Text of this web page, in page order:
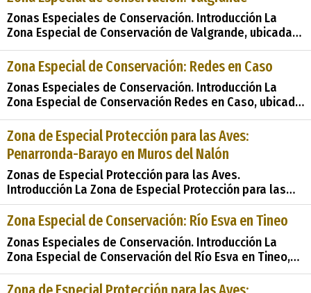
2004, es un área de extraordinaria riqueza natural
ubicada en los municipios de Belmonte y Tineo, en
Asturias, Espa&#
Zonas Especiales de Conservación. Introducción La
Zona Especial de Conservación de Valgrande, ubicada
en el municipio de Lena, Asturias, es un área de gran
importancia ecológica y cultural. Propuesta como
&#38;&#38;#35;34;Lugares de Importancia
Comunitaria&#38;&#38;#35;34; en 2004
Zona Especial de Conservación: Redes en Caso
Zonas Especiales de Conservación. Introducción La
Zona Especial de Conservación Redes en Caso, ubicada
en los municipios de Caso y Sobrescobio en el
Principado de Asturias, es un enclave natural de
extraordinaria importancia. Desde su propuesta como
&#38;&#38;#35;34;Lugar de Importancia
Comunitaria&#38;
Zona de Especial Protección para las Aves:
Penarronda-Barayo en Muros del Nalón
Zonas de Especial Protección para las Aves.
Introducción La Zona de Especial Protección para las
Aves: Penarronda-Barayo en Muros del Nalón,
designada como ZEPA en el año 2003, representa un
enclave de gran importancia natural y cultural en la
región occidental de Asturias, España. En esta reseña,
nos sumerg
Zona Especial de Conservación: Río Esva en Tineo
Zonas Especiales de Conservación. Introducción La
Zona Especial de Conservación del Río Esva en Tineo,
declarada en 2014 tras ser propuesta como
&#38;&#38;#35;34;Lugar de Importancia